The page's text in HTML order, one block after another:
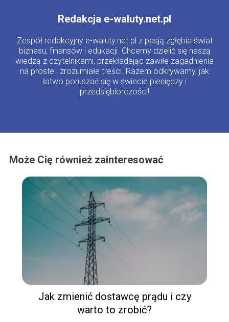
Redakcja e-waluty.net.pl
Zespół redakcyjny e-waluty.net.pl z pasją zgłębia świat
biznesu, finansów i edukacji. Chcemy dzielić się naszą
wiedzą z czytelnikami, przekładając zawiłe zagadnienia
na proste i zrozumiałe treści. Razem odkrywamy, jak
łatwo poruszać się w świecie pieniędzy i
przedsiębiorczości!
Może Cię również zainteresować
Jak zmienić dostawcę prądu i czy
warto to zrobić?